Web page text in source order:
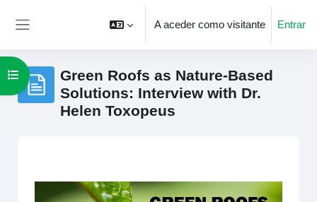
A aceder como visitante Entrar
Green Roofs as Nature-Based
Solutions: Interview with Dr.
Helen Toxopeus
Abrir índice da disciplina